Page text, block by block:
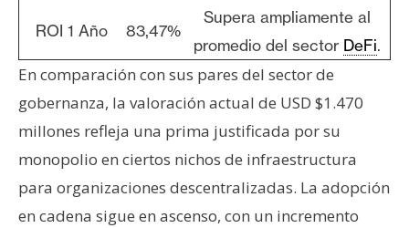
ROI 1 Año 83,47%
Supera ampliamente al
promedio del sector DeFi.
En comparación con sus pares del sector de
gobernanza, la valoración actual de USD $1.470
millones refleja una prima justificada por su
monopolio en ciertos nichos de infraestructura
para organizaciones descentralizadas. La adopción
en cadena sigue en ascenso, con un incremento